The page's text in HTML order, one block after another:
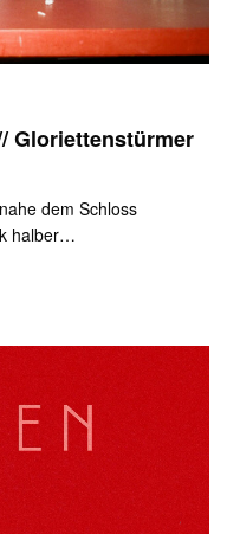
Gloriettenstürmer
dem Schloss
halber…